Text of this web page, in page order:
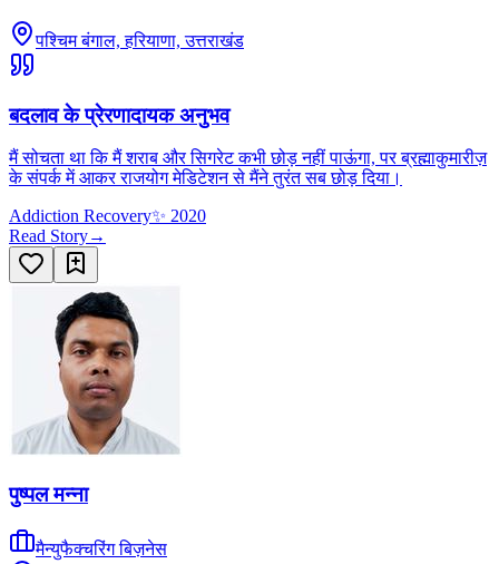
पश्चिम बंगाल, हरियाणा, उत्तराखंड
बदलाव के प्रेरणादायक अनुभव
मैं सोचता था कि मैं शराब और सिगरेट कभी छोड़ नहीं पाऊंगा, पर ब्रह्माकुमारीज़
के संपर्क में आकर राजयोग मेडिटेशन से मैंने तुरंत सब छोड़ दिया।
Addiction Recovery✨ 2020
Read Story→
पुष्पल मन्ना
मैन्युफैक्चरिंग बिज़नेस